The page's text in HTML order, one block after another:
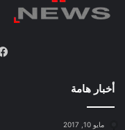
أخبار هامة
مايو 10, 2017